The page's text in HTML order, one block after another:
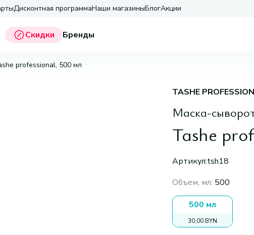
Дисконтная программаНаши магазиныБлогАкции
Скидки Бренды
professional, 500 мл
TASHE
Маска-
Tashe
Артикул:tsh18
Объем, мл: 500
500 мл
30,00 BYN